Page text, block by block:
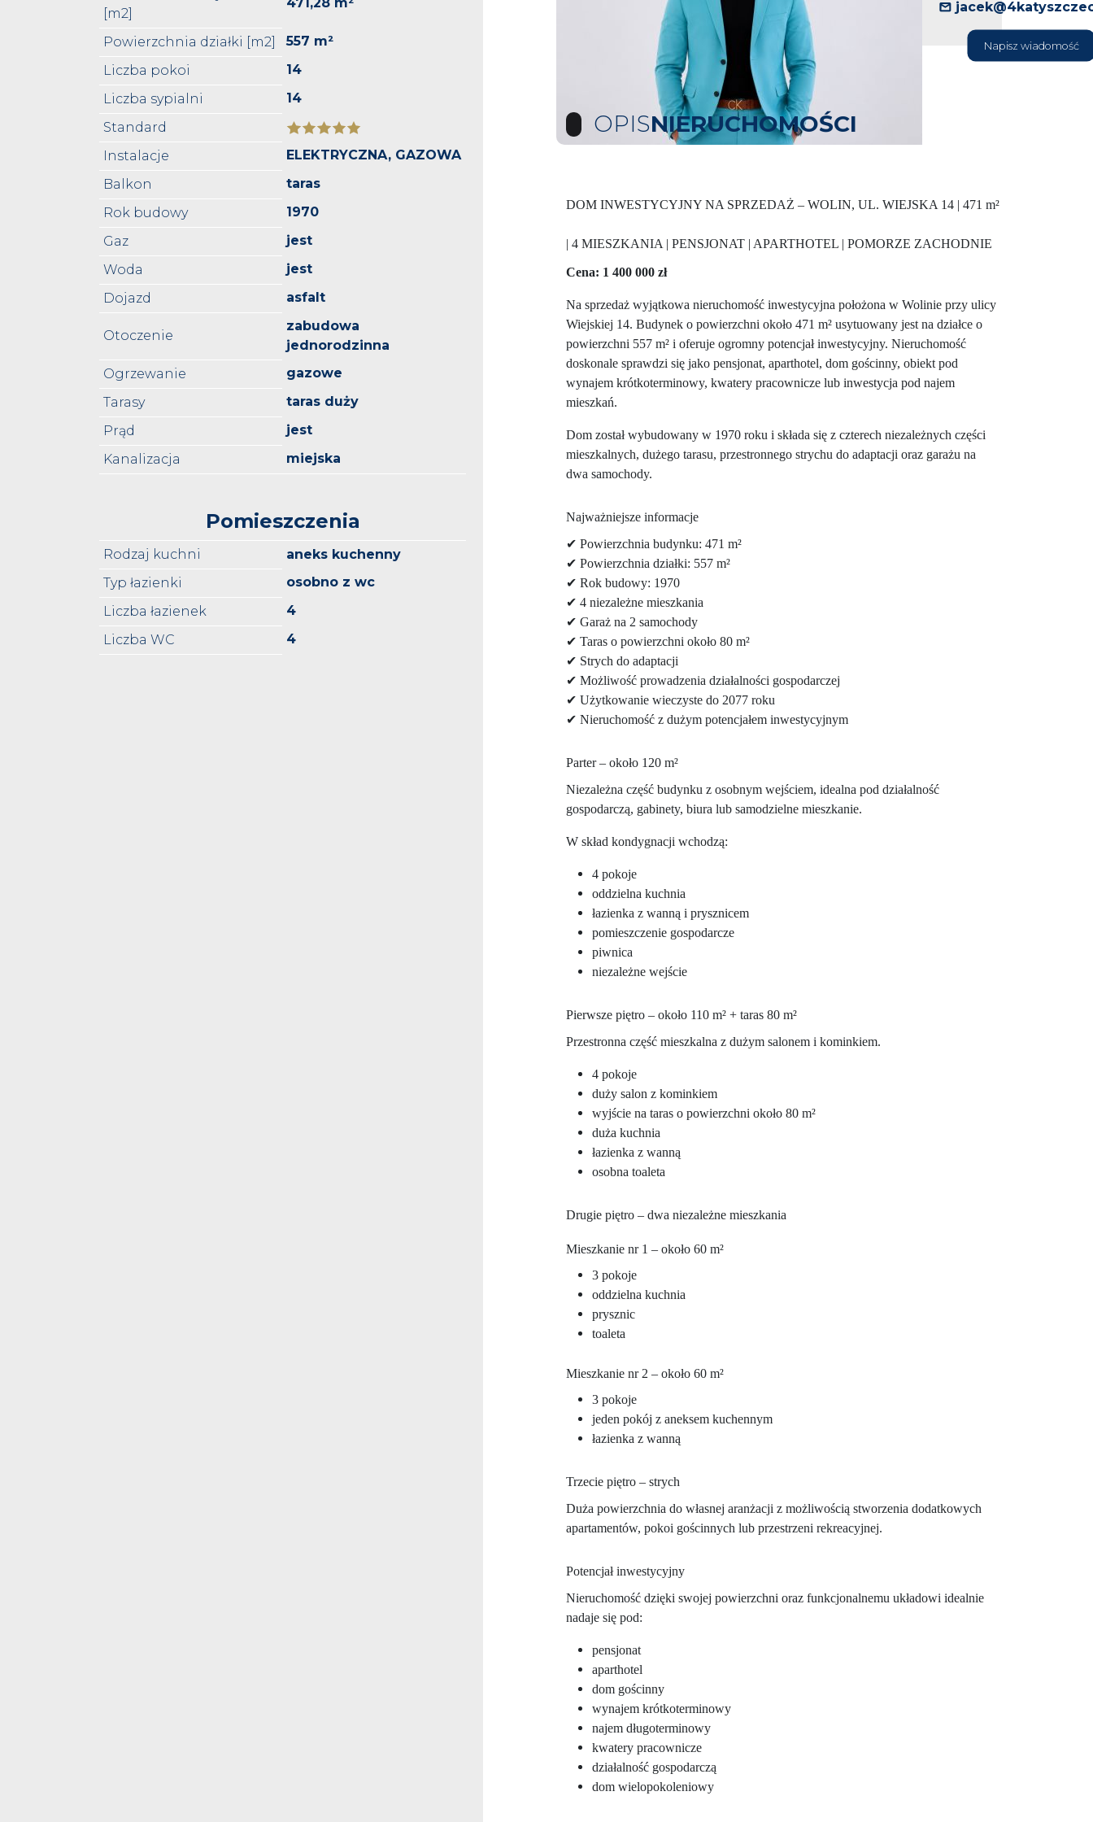
[m2]
Powierzchnia działki [m2]
557 m²
Liczba pokoi
14
Liczba sypialni
14
Standard
Instalacje
ELEKTRYCZNA, GAZOWA
Balkon
taras
Rok budowy
1970
Gaz
jest
Woda
jest
Dojazd
asfalt
Otoczenie
zabudowa
jednorodzinna
Ogrzewanie
gazowe
Tarasy
taras duży
Prąd
jest
Kanalizacja
miejska
Pomieszczenia
Rodzaj kuchni
aneks kuchenny
Typ łazienki
osobno z wc
Liczba łazienek
4
Liczba WC
4
Napisz wiadomość
OPISNIERUCHOMOŚCI
DOM INWESTYCYJNY NA SPRZEDAŻ – WOLIN, UL. WIEJSKA 14 | 471 m²
| 4 MIESZKANIA | PENSJONAT | APARTHOTEL | POMORZE ZACHODNIE
Cena: 1 400 000 zł
Na sprzedaż wyjątkowa nieruchomość inwestycyjna położona w Wolinie przy ulicy
Wiejskiej 14. Budynek o powierzchni około 471 m² usytuowany jest na działce o
powierzchni 557 m² i oferuje ogromny potencjał inwestycyjny. Nieruchomość
doskonale sprawdzi się jako pensjonat, aparthotel, dom gościnny, obiekt pod
wynajem krótkoterminowy, kwatery pracownicze lub inwestycja pod najem
mieszkań.
Dom został wybudowany w 1970 roku i składa się z czterech niezależnych części
mieszkalnych, dużego tarasu, przestronnego strychu do adaptacji oraz garażu na
dwa samochody.
Najważniejsze informacje
✔ Powierzchnia budynku: 471 m²
✔ Powierzchnia działki: 557 m²
✔ Rok budowy: 1970
✔ 4 niezależne mieszkania
✔ Garaż na 2 samochody
✔ Taras o powierzchni około 80 m²
✔ Strych do adaptacji
✔ Możliwość prowadzenia działalności gospodarczej
✔ Użytkowanie wieczyste do 2077 roku
✔ Nieruchomość z dużym potencjałem inwestycyjnym
Parter – około 120 m²
Niezależna część budynku z osobnym wejściem, idealna pod działalność
gospodarczą, gabinety, biura lub samodzielne mieszkanie.
W skład kondygnacji wchodzą:
4 pokoje
oddzielna kuchnia
łazienka z wanną i prysznicem
pomieszczenie gospodarcze
piwnica
niezależne wejście
Pierwsze piętro – około 110 m² + taras 80 m²
Przestronna część mieszkalna z dużym salonem i kominkiem.
4 pokoje
duży salon z kominkiem
wyjście na taras o powierzchni około 80 m²
duża kuchnia
łazienka z wanną
osobna toaleta
Drugie piętro – dwa niezależne mieszkania
Mieszkanie nr 1 – około 60 m²
3 pokoje
oddzielna kuchnia
prysznic
toaleta
Mieszkanie nr 2 – około 60 m²
3 pokoje
jeden pokój z aneksem kuchennym
łazienka z wanną
Trzecie piętro – strych
Duża powierzchnia do własnej aranżacji z możliwością stworzenia dodatkowych
apartamentów, pokoi gościnnych lub przestrzeni rekreacyjnej.
Potencjał inwestycyjny
Nieruchomość dzięki swojej powierzchni oraz funkcjonalnemu układowi idealnie
nadaje się pod:
pensjonat
aparthotel
dom gościnny
wynajem krótkoterminowy
najem długoterminowy
kwatery pracownicze
działalność gospodarczą
dom wielopokoleniowy